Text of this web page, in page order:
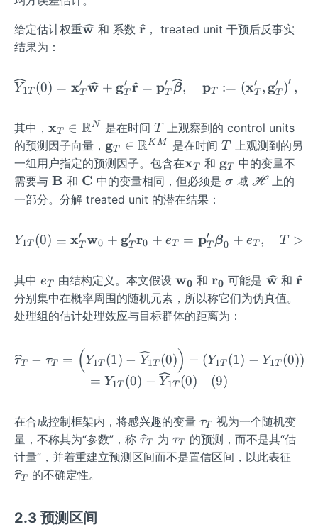
1},\l
dots,
u_{T
dots,
M},\l
dots,
u_{T
_0,
M})^
{\pri
\in
{R}^
{T_0
M}
{w
_
athb{\m
{r}}
给定估计权重\wid
f
w 和 系数 \wi
ath
{r}}
r ， treated unit 干预后反事实
结果为：
\widehat{Y}_{1
Y1T (0) = xT
′ w + gT
′ r = pT
′ β, pT := (xT
′ , gT
′ )′ ,
其中， \m
ath
bf
{x}
_T
\in
ath
{R}
^
{N}
xT ∈ RN 是在时间 T
T 上观察到的 control units
的预测因子向量， \m
ath
bf
{g}
\m
bb
{R}
^
{K
gT ∈ RKM 是在时间T
T 上观测到的另
一组用户指定的预测因子。包含在\m
ath
bf
xT 和 \m
ath
gT
中的变量不
需要与 \m
ath
B 和 \m
ath
C 中的变量相同，但必须是 \s
σ 域 \m
H 上的
一部分。分解 treated unit 的潜在结果：
Y_{1 T}(0) \equiv
Y1T (0) ≡ xT
′ w0 + gT
′ r0 + eT = pT
′ β0 + eT , T >
其中 e
_
T
eT 由结构定义。本文假设 \m
at
hb
{w
_
0}
w0 和\m
at
hb
0}
r0 可能是 \wid
ehat
{w}}
w 和\wi
bf
r
分别集中在概率周围的随机元素，所以称它们为伪真值。
处理组的估计处理效应与目标群体的距离为：
\widehat{\tau}_T-
τT − τT = (Y1T (1) − Y1T (0)) − (Y1T (1) − Y1T (0))
= Y1T (0) − Y1T (0) (9)
在合成控制框架内，将感兴趣的变量 \t
a
u
τT
视为一个随机变
量，不称其为“参数”，称 \w
ide
τT 为 \t
a
τT
的预测，而不是其“估
计量”，并着重建立预测区间而不是置信区间，以此表征
τT 的不确定性。
2.3 预测区间